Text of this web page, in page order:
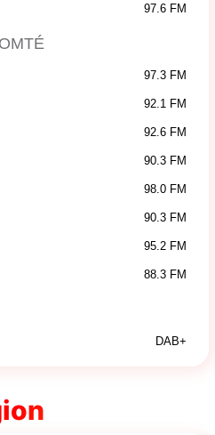
97.6 FM
97.3 FM
92.1 FM
92.6 FM
90.3 FM
98.0 FM
90.3 FM
95.2 FM
88.3 FM
DAB+